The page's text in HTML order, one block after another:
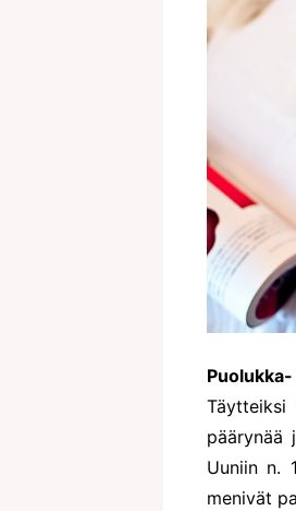
Täytteiksi
päärynää
Uuniin n.
menivät